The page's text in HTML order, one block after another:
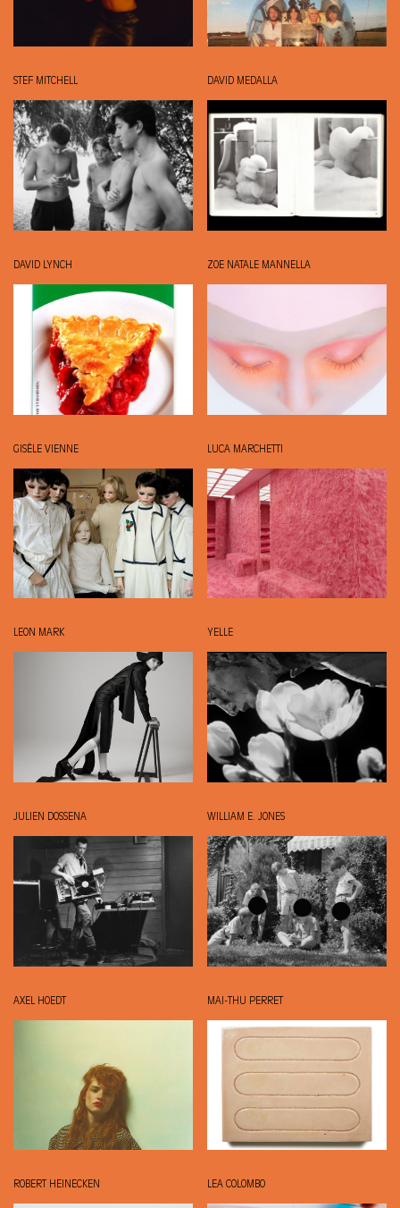
STEF MITCHELL DAVID MEDALLA
DAVID LYNCH ZOE NATALE MANNELLA
GISÈLE VIENNE LUCA MARCHETTI
LEON MARK YELLE
JULIEN DOSSENA WILLIAM E. JONES
AXEL HOEDT MAI-THU PERRET
ROBERT HEINECKEN LEA COLOMBO